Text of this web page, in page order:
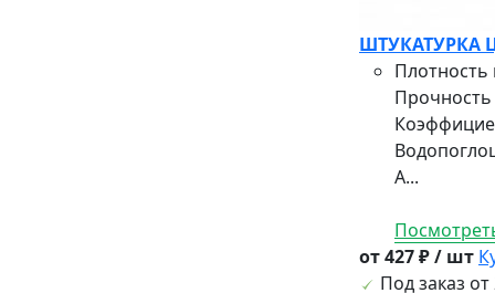
ШТУКАТУРКА
Плотность
А...
от 427 ₽ / шт
Под заказ от